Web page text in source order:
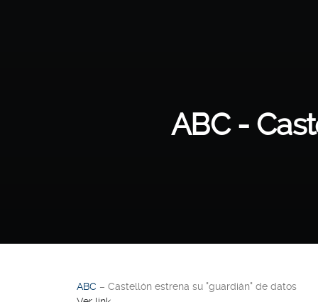
ABC -
ABC – Castellón estrena su "guardián" de datos